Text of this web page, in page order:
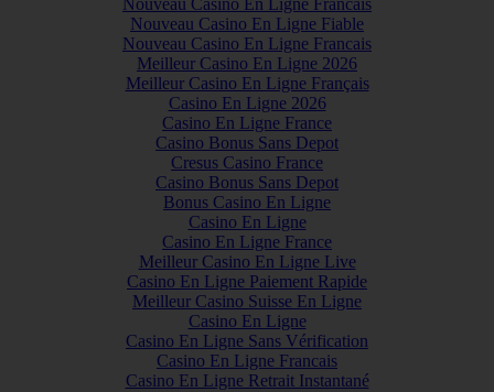
Nouveau Casino En Ligne Francais
Nouveau Casino En Ligne Fiable
Nouveau Casino En Ligne Francais
Meilleur Casino En Ligne 2026
Meilleur Casino En Ligne Français
Casino En Ligne 2026
Casino En Ligne France
Casino Bonus Sans Depot
Cresus Casino France
Casino Bonus Sans Depot
Bonus Casino En Ligne
Casino En Ligne
Casino En Ligne France
Meilleur Casino En Ligne Live
Casino En Ligne Paiement Rapide
Meilleur Casino Suisse En Ligne
Casino En Ligne
Casino En Ligne Sans Vérification
Casino En Ligne Francais
Casino En Ligne Retrait Instantané